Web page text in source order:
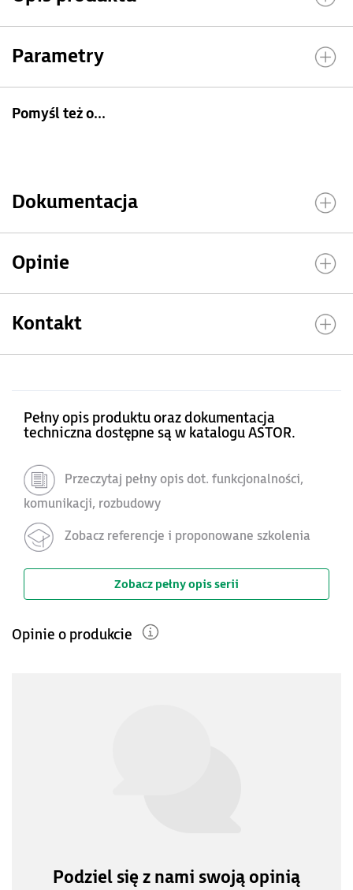
Parametry
Pomyśl też o...
Dokumentacja
Opinie
Kontakt
Pełny opis produktu oraz dokumentacja
techniczna dostępne są w katalogu ASTOR.
Przeczytaj pełny opis dot. funkcjonalności,
komunikacji, rozbudowy
Zobacz referencje i proponowane szkolenia
Zobacz pełny opis serii
Opinie o produkcie
Podziel się z nami swoją opinią